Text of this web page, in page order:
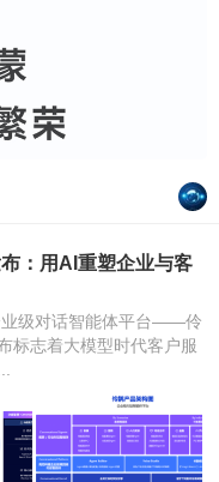
：用AI重塑企业与客
业级对话智能体平台——伶
标志着大模型时代客户服